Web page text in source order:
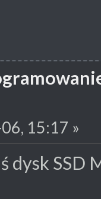
15:17 »
dysk SSD